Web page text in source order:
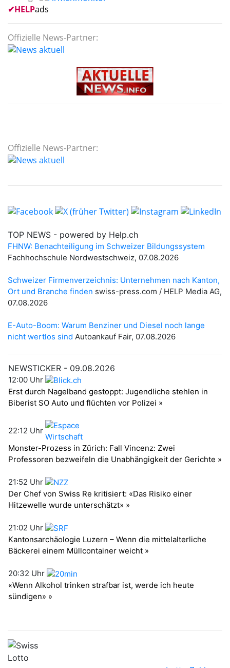
✔HELPads
Offizielle News-Partner:
Offizielle News-Partner: